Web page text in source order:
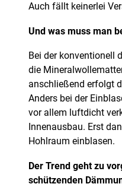
Auch fällt keinerlei
Und was muss man
Bei der konventionell
die
anschließend erfolgt
Anders bei der
vor allem luftdicht
Innenausbau. Erst
Hohlraum einblasen.
Der Trend geht zu
schützenden